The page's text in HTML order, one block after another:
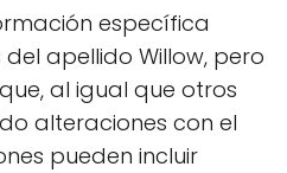
específica
apellido Willow, pero
al igual que otros
alteraciones con el
pueden incluir